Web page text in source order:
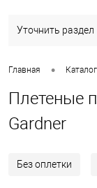
Уточнить раздел
Главная • Каталог
Плетеные
Gardner
Без оплетки